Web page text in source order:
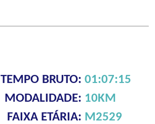
TEMPO BRUTO: 01:07:15
MODALIDADE: 10KM
FAIXA ETÁRIA: M2529